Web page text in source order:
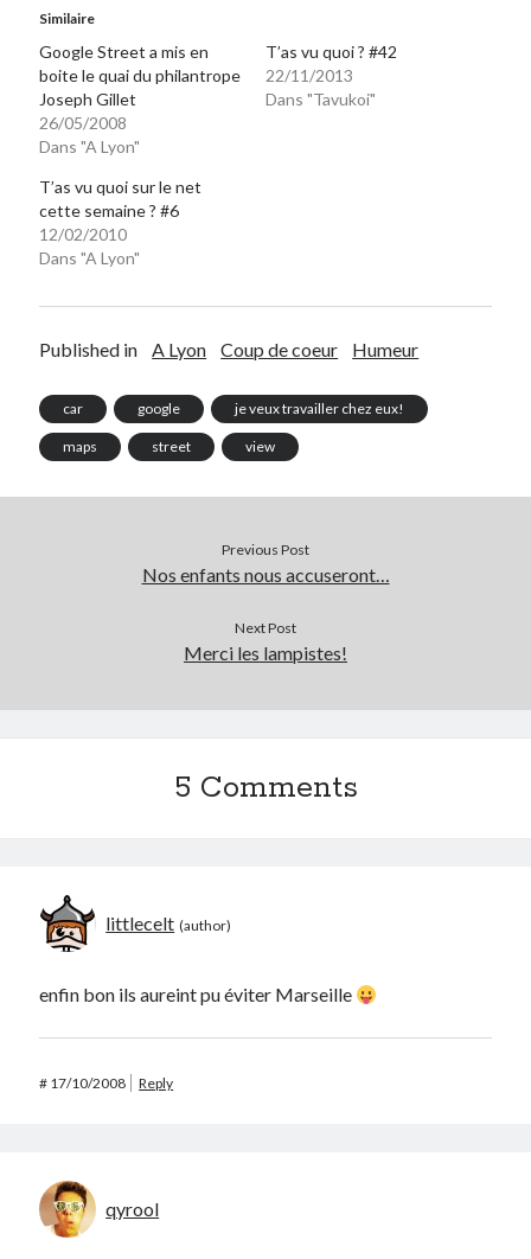
On parle de quoi ?
A Lyon
Bon plan du dimanche
Coup de coeur
Daddy
Engagé
Geek
Lyon
Mini-monsieur
Non classé
Patchwork
Similaire
Google Street a mis en
boite le quai du philantrope
Joseph Gillet
26/05/2008
Dans "A Lyon"
T’as vu quoi ? #42
22/11/2013
Dans "Tavukoi"
T’as vu quoi sur le net
cette semaine ? #6
12/02/2010
Dans "A Lyon"
Published in A Lyon Coup de coeur Humeur
car google je veux travailler chez eux!
maps street view
Previous Post
Nos enfants nous accuseront…
Next Post
Merci les lampistes!
5 Comments
littlecelt
enfin bon ils aureint pu éviter Marseille
# 17/10/2008 Reply
qyrool